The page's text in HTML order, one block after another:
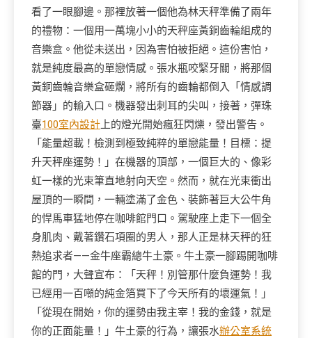
看了一眼腳邊。那裡放著一個他為林天秤準備了兩年
的禮物：一個用一萬塊小小的天秤座黃銅齒輪組成的
音樂盒。他從未送出，因為害怕被拒絕。這份害怕，
就是純度最高的單戀情感。張水瓶咬緊牙關，將那個
黃銅齒輪音樂盒砸爛，將所有的齒輪都倒入「情感調
節器」的輸入口。機器發出刺耳的尖叫，接著，彈珠
臺100室內設計 上的燈光開始瘋狂閃爍，發出警告。
「能量超載！檢測到極致純粹的單戀能量！目標：提
升天秤座運勢！」在機器的頂部，一個巨大的、像彩
虹一樣的光束筆直地射向天空。然而，就在光束衝出
屋頂的一瞬間，一輛塗滿了金色、裝飾著巨大公牛角
的悍馬車猛地停在咖啡館門口。駕駛座上走下一個全
身肌肉、戴著鑽石項圈的男人，那人正是林天秤的狂
熱追求者——金牛座霸總牛土豪。牛土豪一腳踢開咖啡
館的門，大聲宣布：「天秤！別管那什麼負運勢！我
已經用一百噸的純金箔買下了今天所有的壞運氣！」
「從現在開始，你的運勢由我主宰！我的金錢，就是
你的正面能量！」牛土豪的行為，讓張水辦公室系統